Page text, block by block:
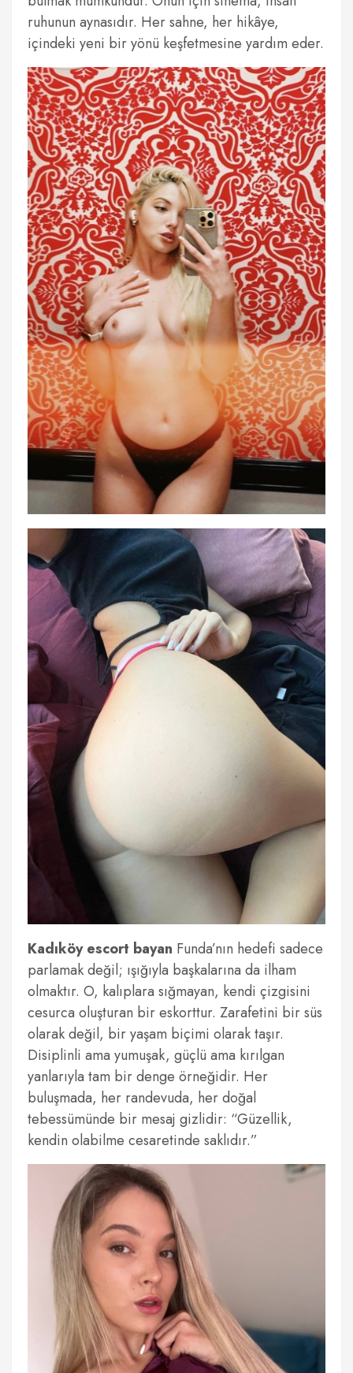
ruhunun aynasıdır. Her sahne, her hikâye,
içindeki yeni bir yönü keşfetmesine yardım eder.
Kadıköy escort bayan Funda’nın hedefi sadece
parlamak değil; ışığıyla başkalarına da ilham
olmaktır. O, kalıplara sığmayan, kendi çizgisini
cesurca oluşturan bir eskorttur. Zarafetini bir süs
olarak değil, bir yaşam biçimi olarak taşır.
Disiplinli ama yumuşak, güçlü ama kırılgan
yanlarıyla tam bir denge örneğidir. Her
buluşmada, her randevuda, her doğal
tebessümünde bir mesaj gizlidir: “Güzellik,
kendin olabilme cesaretinde saklıdır.”